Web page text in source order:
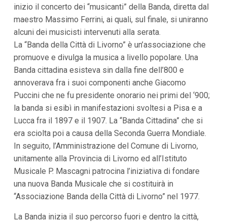
a
i
n
n
d
inizio il concerto dei “musicanti” della Banda, diretta dal
maestro Massimo Ferrini, ai quali, sul finale, si uniranno
alcuni dei musicisti intervenuti alla serata.
La “Banda della Città di Livorno” è un’associazione che
promuove e divulga la musica a livello popolare. Una
Banda cittadina esisteva sin dalla fine dell’800 e
annoverava fra i suoi componenti anche Giacomo
Puccini che ne fu presidente onorario nei primi del ‘900;
la banda si esibì in manifestazioni svoltesi a Pisa e a
Lucca fra il 1897 e il 1907. La “Banda Cittadina” che si
era sciolta poi a causa della Seconda Guerra Mondiale.
In seguito, l’Amministrazione del Comune di Livorno,
unitamente alla Provincia di Livorno ed all’Istituto
Musicale P. Mascagni patrocina l’iniziativa di fondare
una nuova Banda Musicale che si costituirà in
“Associazione Banda della Città di Livorno” nel 1977.
La Banda inizia il suo percorso fuori e dentro la città,